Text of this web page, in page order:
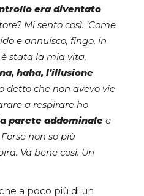
era diventato
Mi sento così. ‘Come
e annuisco, fingo, in
stata la mia vita.
haha, l’illusione
detto che non avevo vie
a respirare ho
parete addominale e
non so più
Va bene così. Un
a poco più di un